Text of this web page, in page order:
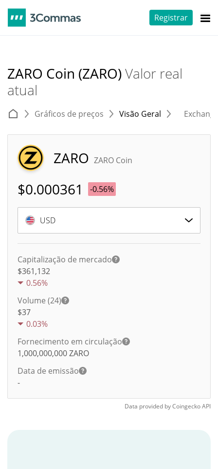
Registrar
ZARO Coin (ZARO)Valor real
atual
Gráficos de preços Visão Geral
ZARO ZARO Coin
$0.000361 -0.56%
USD
Capitalização de mercado
$361,132
0.56%
Volume (24)
$37
0.03%
Fornecimento em circulação
1,000,000,000ZARO
Data de emissão
-
Data provided byCoingeckoAPI